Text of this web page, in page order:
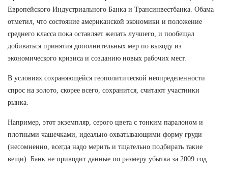
Европейского Индустриального Банка и Трансинвестбанка. Обама
отметил, что состояние американской экономики и положение
среднего класса пока оставляет желать лучшего, и пообещал
добиваться принятия дополнительных мер по выходу из
экономического кризиса и созданию новых рабочих мест.
В условиях сохраняющейся геополитической неопределенности
спрос на золото, скорее всего, сохранится, считают участники
рынка.
Например, этот экземпляр, серого цвета с тонким паралоном и
плотными чашечками, идеально охватывающими форму груди
(несомненно, всегда надо мерить и тщательно подбирать такие
вещи). Банк не приводит данные по размеру убытка за 2009 год.